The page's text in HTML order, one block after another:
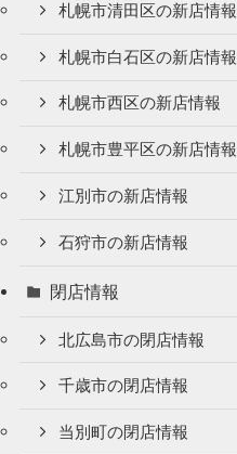
札幌市清田区の新店情報
札幌市白石区の新店情報
札幌市西区の新店情報
札幌市豊平区の新店情報
江別市の新店情報
石狩市の新店情報
閉店情報
北広島市の閉店情報
千歳市の閉店情報
当別町の閉店情報